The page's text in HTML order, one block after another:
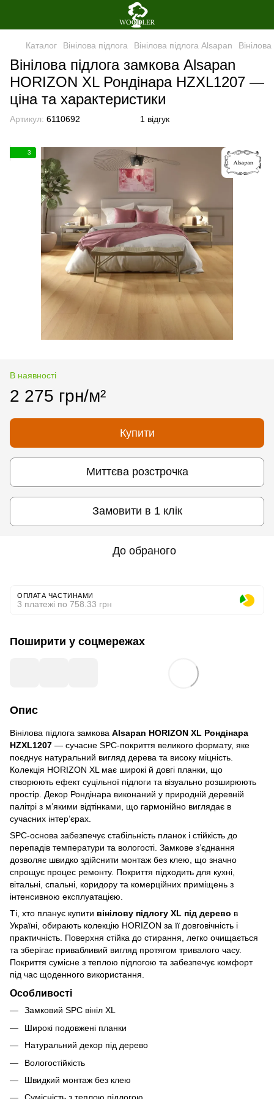
Каталог Вінілова пiдлога Вінілова пiдлога Alsapan
Вінілова пiдлога замкова Alsapan
HORIZON XL Рондінара HZXL1207 —
ціна та характеристики
Артикул: 6110692 1 відгук
3
В наявності
2 275 грн/м²
Купити
Миттєва розстрочка
Замовити в 1 клік
До обраного
ОПЛАТА ЧАСТИНАМИ
3 платежі по 758.33 грн
Поширити у соцмережах
Опис
Вінілова підлога замкова Alsapan HORIZON XL Рондінара
HZXL1207 — сучасне SPC-покриття великого формату, яке
поєднує натуральний вигляд дерева та високу міцність.
Колекція HORIZON XL має широкі й довгі планки, що
створюють ефект суцільної підлоги та візуально розширюють
простір. Декор Рондінара виконаний у природній деревній
палітрі з м’якими відтінками, що гармонійно виглядає в
сучасних інтер’єрах.
SPC-основа забезпечує стабільність планок і стійкість до
перепадів температури та вологості. Замкове з’єднання
дозволяє швидко здійснити монтаж без клею, що значно
спрощує процес ремонту. Покриття підходить для кухні,
вітальні, спальні, коридору та комерційних приміщень з
інтенсивною експлуатацією.
Ті, хто планує купити вінілову підлогу XL під дерево в
Україні, обирають колекцію HORIZON за її довговічність і
практичність. Поверхня стійка до стирання, легко очищається
та зберігає привабливий вигляд протягом тривалого часу.
Покриття сумісне з теплою підлогою та забезпечує комфорт
під час щоденного використання.
Особливості
Замковий SPC вініл XL
Широкі подовжені планки
Натуральний декор під дерево
Вологостійкість
Швидкий монтаж без клею